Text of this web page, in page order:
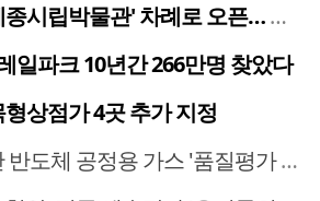
물관' 차례로 오픈… 고운동 정주여건 좋아진다
일파크 10년간 266만명 찾았다
상점가 4곳 추가 지정
체 공정용 가스 '품질평가 체계' 구축